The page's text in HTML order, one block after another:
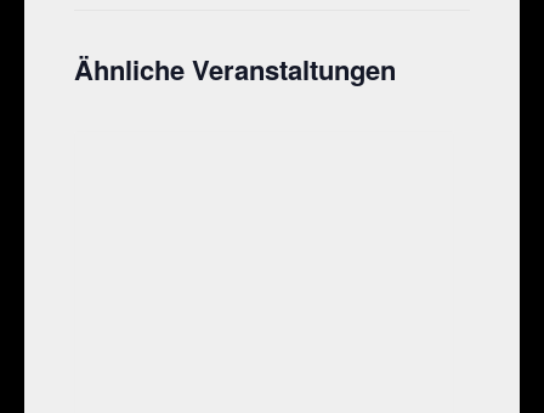
Ähnliche Veranstaltungen